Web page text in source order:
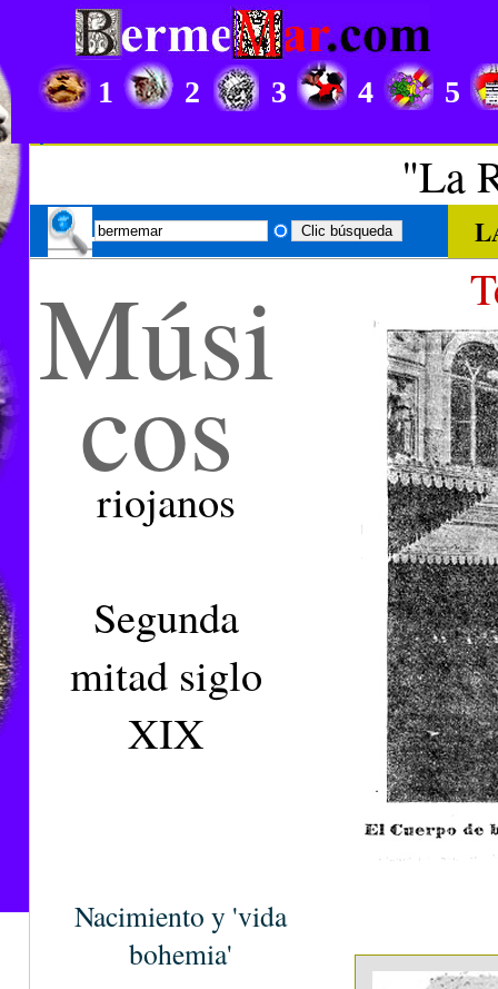
1 2 3 4 5
"La
Músi
cos
riojanos
Segunda
mitad siglo
XIX
Nacimiento y 'vida
bohemia'